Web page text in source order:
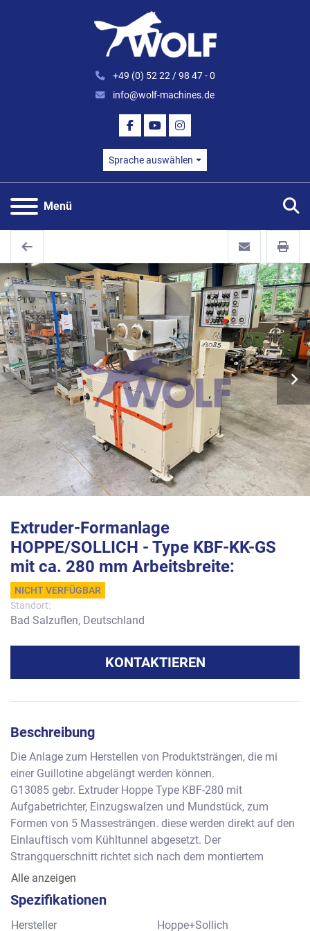
+49 (0) 52 22 / 98 47 - 0
info@wolf-machines.de
FACEBOOK
YOUTUBEINSTAGRAM
Sprache auswählen
Menü
Extruder-Formanlage
HOPPE/SOLLICH - Type KBF-KK-GS
mit ca. 280 mm Arbeitsbreite:
NICHT VERFÜGBAR
Standort:
Bad Salzuflen, Deutschland
KONTAKTIEREN
Beschreibung
Die Anlage zum Herstellen von Produktsträngen, die mi
einer Guillotine abgelängt werden können.
G13085 gebr. Extruder Hoppe Type KBF-280 mit
Aufgabetrichter, Einzugswalzen und Mundstück, zum
Formen von 5 Massesträngen. diese werden direkt auf den
Einlauftisch vom Kühltunnel abgesetzt. Der
Strangquerschnitt richtet sich nach dem montiertem
Mundstück.
Kühlstrecke von ca. 4 Metern, die mit Stahlhauben
abgedeckt ist. Der Kanal mit längerem Einlauftisch für den
Alle anzeigen
Spezifikationen
Hersteller
Hoppe+Sollich